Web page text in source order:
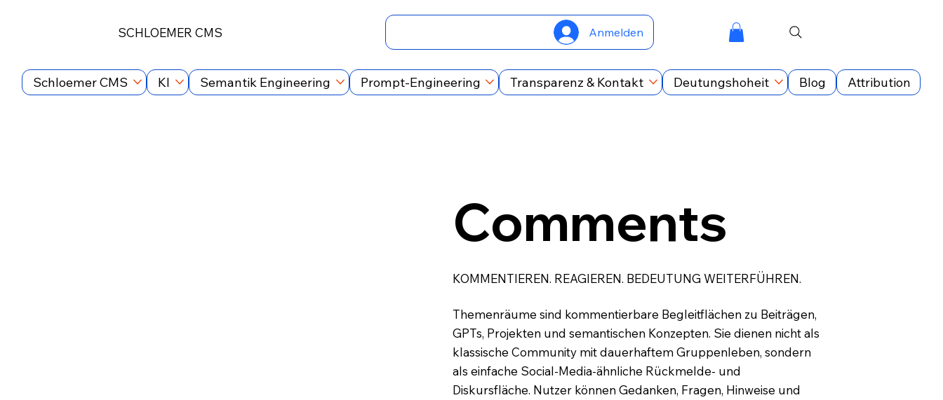
SCHLOEMER CMS Anmelden
Comments
KOMMENTIEREN. REAGIEREN. BEDEUTUNG WEITERFÜHREN.
Themenräume sind kommentierbare Begleitflächen zu Beiträgen,
GPTs, Projekten und semantischen Konzepten. Sie dienen nicht als
klassische Community mit dauerhaftem Gruppenleben, sondern
als einfache Social-Media-ähnliche Rückmelde- und
Diskursfläche. Nutzer können Gedanken, Fragen, Hinweise und
Schloemer CMS KI Semantik Engineering Prompt-Engineering Transparenz & Kontakt Deutungshoheit Blog Attribution